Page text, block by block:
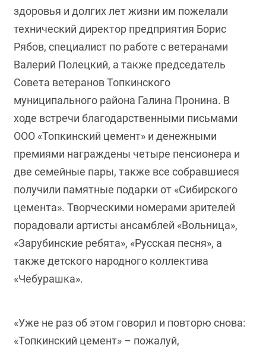
здоровья и долгих лет жизни им пожелали
технический директор предприятия Борис
Рябов, специалист по работе с ветеранами
Валерий Полецкий, а также председатель
Совета ветеранов Топкинского
муниципального района Галина Пронина. В
ходе встречи благодарственными письмами
ООО «Топкинский цемент» и денежными
премиями награждены четыре пенсионера и
две семейные пары, также все собравшиеся
получили памятные подарки от «Сибирского
цемента». Творческими номерами зрителей
порадовали артисты ансамблей «Вольница»,
«Зарубинские ребята», «Русская песня», а
также детского народного коллектива
«Чебурашка».
«Уже не раз об этом говорил и повторю снова:
«Топкинский цемент» – пожалуй,